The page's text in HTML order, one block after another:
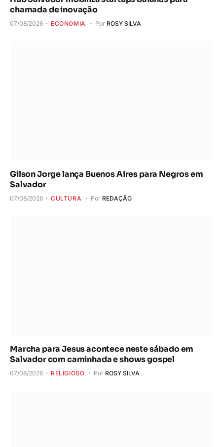
chamada de inovação
07/08/2026 ECONOMIA Por ROSY SILVA
Gilson Jorge lança Buenos Aires para Negros em
Salvador
07/08/2026 CULTURA Por REDAÇÃO
Marcha para Jesus acontece neste sábado em
Salvador com caminhada e shows gospel
07/08/2026 RELIGIOSO Por ROSY SILVA